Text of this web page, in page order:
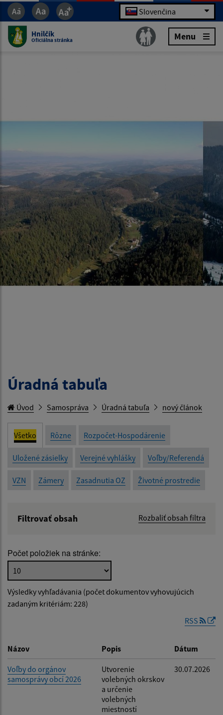
Slovenčina
Hnilčík
Oficiálna stránka Menu
Úradná tabuľa
Úvod Samospráva Úradná tabuľa nový článok
Všetko Rôzne Rozpočet-Hospodárenie
Uložené zásielky Verejné vyhlášky Voľby/Referendá
VZN Zámery Zasadnutia OZ Životné prostredie
Filtrovať obsah Rozbaliť obsah filtra
Popis:
Dátum zverejnenia od:
Filtrovať Reset
Počet položiek na stránke:
Výsledky vyhľadávania (počet dokumentov vyhovujúcich
zadaným kritériám: 228)
RSS
Názov Popis Dátum
Voľby do orgánov
samosprávy obcí 2026
Utvorenie
volebných okrskov
a určenie
volebných
miestností
30.07.2026